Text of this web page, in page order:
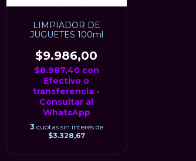
LIMPIADOR DE
JUGUETES 100ml
$9.986,00
$8.987,40 con
Efectivo o
transferencia -
Consultar al
WhatsApp
3 cuotas sin interés de
$3.328,67